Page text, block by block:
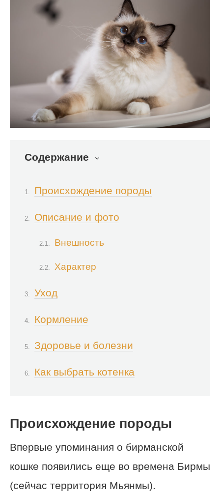
Содержание
Происхождение породы
Описание и фото
Внешность
Характер
Уход
Кормление
Здоровье и болезни
Как выбрать котенка
Происхождение породы
Впервые упоминания о бирманской
кошке появились еще во времена Бирмы
(сейчас территория Мьянмы).